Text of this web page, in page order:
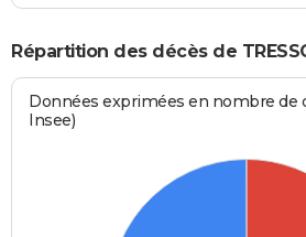
Répartition des décès de
Données exprimées en nombre de
Insee)